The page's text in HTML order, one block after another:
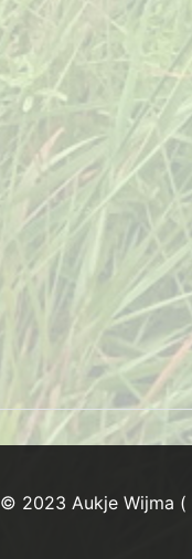
© 2023 Aukje Wijma (